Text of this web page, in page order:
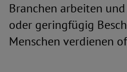
Branchen arbeiten
oder geringfügig
Menschen verdienen